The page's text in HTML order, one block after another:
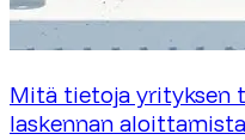
Mitä tietoja yrityksen
laskennan